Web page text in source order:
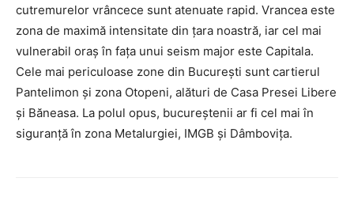
cutremurelor vrâncece sunt atenuate rapid. Vrancea este
zona de maximă intensitate din țara noastră, iar cel mai
vulnerabil oraș în fața unui seism major este Capitala.
Cele mai periculoase zone din București sunt cartierul
Pantelimon şi zona Otopeni, alături de Casa Presei Libere
şi Băneasa. La polul opus, bucureştenii ar fi cel mai în
siguranţă în zona Metalurgiei, IMGB şi Dâmboviţa.